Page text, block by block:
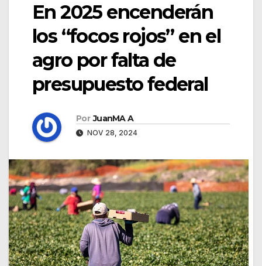
En 2025 encenderán
los “focos rojos” en el
agro por falta de
presupuesto federal
Por JuanMA A
NOV 28, 2024